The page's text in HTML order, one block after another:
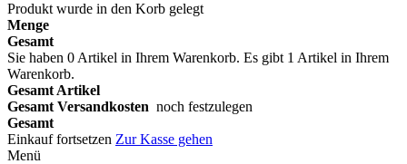
Produkt wurde in den Korb gelegt
Menge
Gesamt
Sie haben 0 Artikel in Ihrem Warenkorb. Es gibt 1 Artikel in Ihrem
Warenkorb.
Gesamt Artikel
Gesamt Versandkosten noch festzulegen
Gesamt
Einkauf fortsetzen Zur Kasse gehen
Menü